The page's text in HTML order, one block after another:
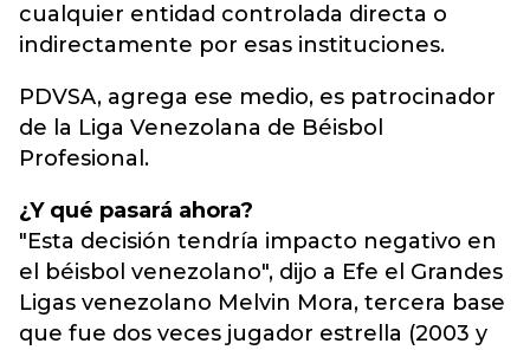
cualquier entidad controlada directa o
indirectamente por esas instituciones.
PDVSA, agrega ese medio, es patrocinador
de la Liga Venezolana de Béisbol
Profesional.
¿Y qué pasará ahora?
"Esta decisión tendría impacto negativo en
el béisbol venezolano", dijo a Efe el Grandes
Ligas venezolano Melvin Mora, tercera base
que fue dos veces jugador estrella (2003 y